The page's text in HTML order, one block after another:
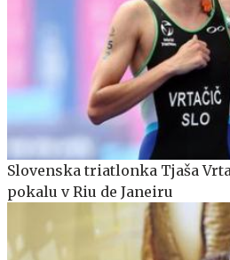
Slovenska triatlonka Tjaša
pokalu v Riu de Janeiru